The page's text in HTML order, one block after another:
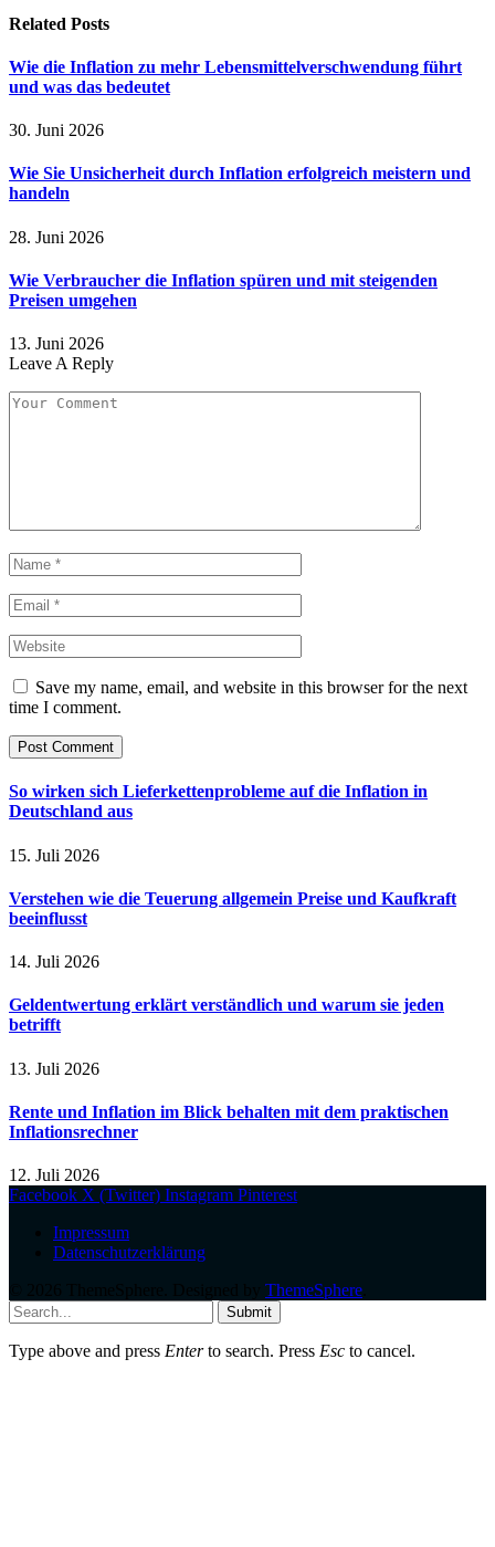
Related Posts
Wie die Inflation zu mehr Lebensmittelverschwendung führt
und was das bedeutet
30. Juni 2026
Wie Sie Unsicherheit durch Inflation erfolgreich meistern und
handeln
28. Juni 2026
Wie Verbraucher die Inflation spüren und mit steigenden
Preisen umgehen
13. Juni 2026
Leave A Reply
Save my name, email, and website in this browser for the next
time I comment.
So wirken sich Lieferkettenprobleme auf die Inflation in
Deutschland aus
15. Juli 2026
Verstehen wie die Teuerung allgemein Preise und Kaufkraft
beeinflusst
14. Juli 2026
Geldentwertung erklärt verständlich und warum sie jeden
betrifft
13. Juli 2026
Rente und Inflation im Blick behalten mit dem praktischen
Inflationsrechner
12. Juli 2026
Facebook X (Twitter) Instagram Pinterest
Impressum
Datenschutzerklärung
ThemeSphere
Submit
Type above and press Enterto search. Press Esc to cancel.